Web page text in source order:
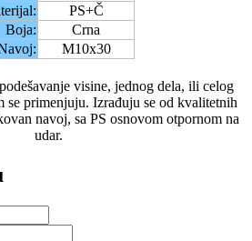
PS+Č
Boja:
Crna
M10x30
visine, jednog dela, ili celog
se primenjuju. Izrađuju se od kvalitetnih
navoj, sa PS osnovom otpornom na
udar.